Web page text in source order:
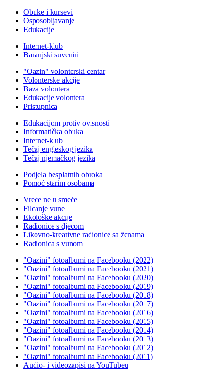
Obuke i kursevi
Osposobljavanje
Edukacije
Internet-klub
Baranjski suveniri
"Oazin" volonterski centar
Volonterske akcije
Baza volontera
Edukacije volontera
Pristupnica
Edukacijom protiv ovisnosti
Informatička obuka
Internet-klub
Tečaj engleskog jezika
Tečaj njemačkog jezika
Podjela besplatnih obroka
Pomoć starim osobama
Vreće ne u smeće
Filcanje vune
Ekološke akcije
Radionice s djecom
Likovno-kreativne radionice sa ženama
Radionica s vunom
"Oazini" fotoalbumi na Facebooku (2022)
"Oazini" fotoalbumi na Facebooku (2021)
"Oazini" fotoalbumi na Facebooku (2020)
"Oazini" fotoalbumi na Facebooku (2019)
"Oazini" fotoalbumi na Facebooku (2018)
"Oazini" fotoalbumi na Facebooku (2017)
"Oazini" fotoalbumi na Facebooku (2016)
"Oazini" fotoalbumi na Facebooku (2015)
"Oazini" fotoalbumi na Facebooku (2014)
"Oazini" fotoalbumi na Facebooku (2013)
"Oazini" fotoalbumi na Facebooku (2012)
"Oazini" fotoalbumi na Facebooku (2011)
Audio- i videozapisi na YouTubeu